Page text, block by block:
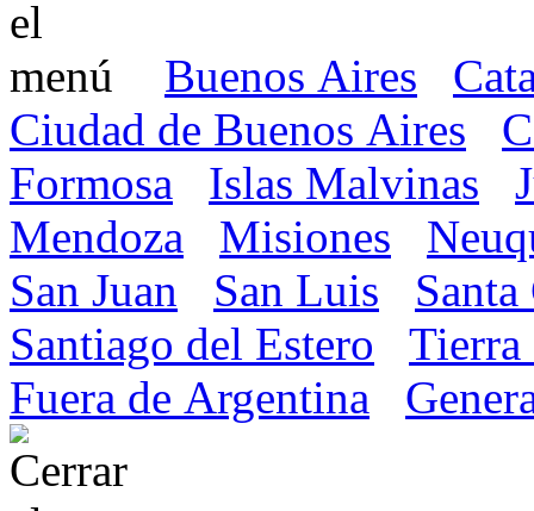
Buenos Aires
Ciudad de Buenos Aires
Formosa
Islas Malvinas
Mendoza
Misiones
San Juan
San Luis
Santiago del Estero
Tierra
Fuera de Argentina